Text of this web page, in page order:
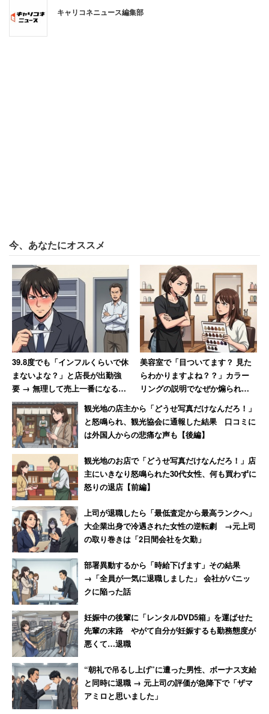
習はそこまで一般的ではないようだ。
「初めて関東に来て蕎麦湯出されたときは、どうす
ればいいのかわからなかった 」
「私も夫と付き合うまで知らなかったわ。絶対騙さ
れてるかこの男が変人なだけだと思ってたので、お
蕎麦屋さんで普通に出て た時すごくびっくりした
わ」
また、福岡県出身の20代女性も、キャリコネニュースの取
材に「福岡でも高めのそば屋さんだとそば湯が出てくるけ
ど、飲み方の説明がなくて困った」と話す。その後、そば
湯を飲む機会があったが「あまり美味しいとは思わなかっ
た」という。
確かにそば湯を持って来られても、飲み方の説明がなけれ
ば困る。関東育ちであれば、親や周りの人の食べ方を見て
飲み方を自然に学べるが、西日本ではそうはいかないよう
だ。
東日本はそば文化、西日本はうどん文化とも
一方で、そば湯が一般的な地域の人からは驚きの声が出て
いた。
「え、普通に蕎麦湯は蕎麦屋で出てくるのに初めて
見たの？」
「関東だと立ち食いメインの店でも出すところは出
キャリコネニュース編集部
今、あなたにオススメ
39.8度でも「インフルくらいで休
まないよな？」と店長が出勤強
要 → 無理して売上一番になると
「ずっとインフルでいいんじゃ
ないか？」と言われて激怒した
男性
美容室で「目ついてます？ 見た
らわかりますよね？？」カラー
リングの説明でなぜか煽られた
女性 30年後も思い出す苦い記
憶
観光地の店主から「どうせ写真だけなんだろ！」
と怒鳴られ、観光協会に通報した結果 口コミに
は外国人からの悲痛な声も【後編】
観光地のお店で「どうせ写真だけなんだろ！」店
主にいきなり怒鳴られた30代女性、何も買わずに
怒りの退店【前編】
上司が退職したら「最低査定から最高ランクへ」
大企業出身で冷遇された女性の逆転劇 →元上司
の取り巻きは「2日間会社を欠勤」
部署異動するから「時給下げます」その結果
→「全員が一気に退職しました」 会社がパニッ
クに陥った話
妊娠中の後輩に「レンタルDVD5箱」を運ばせた
先輩の末路 やがて自分が妊娠するも勤務態度が
悪くて…退職
“朝礼で吊るし上げ”に遭った男性、ボーナス支給
と同時に退職 → 元上司の評価が急降下で「ザマ
アミロと思いました」